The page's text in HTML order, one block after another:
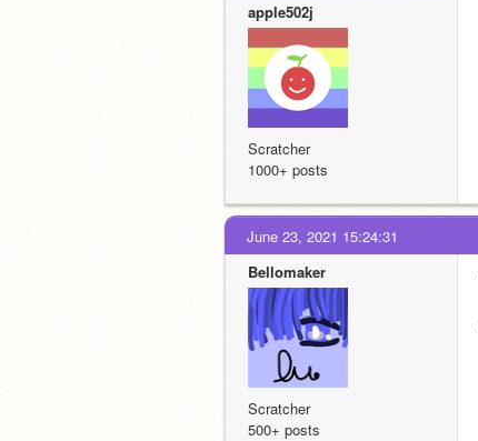
apple502j
Scratcher
1000+ posts
June 23, 2021 15:24:31
Bellomaker
Scratcher
500+ posts